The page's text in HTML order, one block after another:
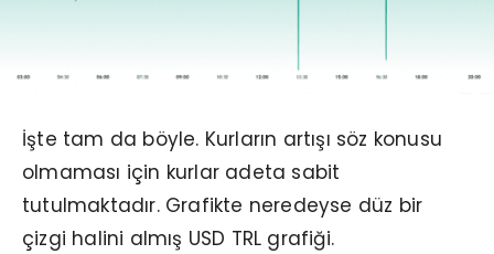
İşte tam da böyle. Kurların artışı söz konusu
olmaması için kurlar adeta sabit
tutulmaktadır. Grafikte neredeyse düz bir
çizgi halini almış USD TRL grafiği.